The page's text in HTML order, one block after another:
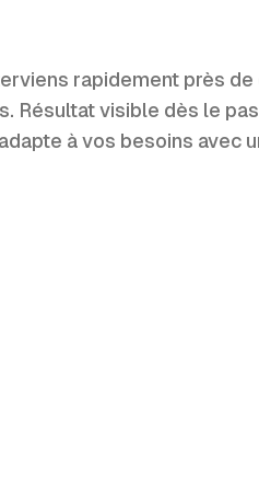
rapidement près
Résultat visible dès le
à vos besoins avec